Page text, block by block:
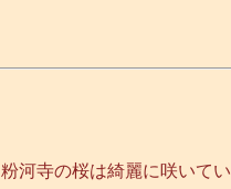
粉河寺の桜は綺麗に咲いて